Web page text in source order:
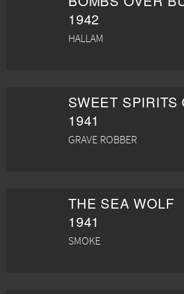
1942
HALLAM
1941
GRAVE ROBBER
THE SEA WOLF
1941
SMOKE